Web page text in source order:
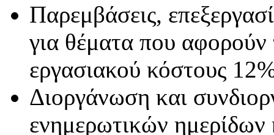
Παρεμβάσεις,
για θέματα που
εργασιακού κόστους
Διοργάνωση και
ενημερωτικών